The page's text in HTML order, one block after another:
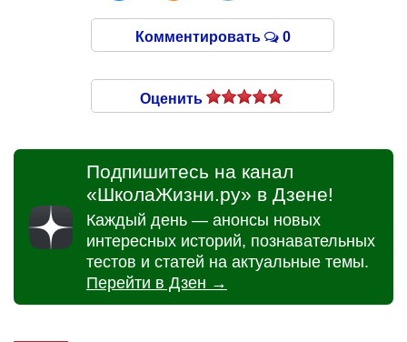
Комментировать 0
Оценить
Подпишитесь на канал
«ШколаЖизни.ру» в Дзене!
Каждый день — анонсы новых
интересных историй, познавательных
тестов и статей на актуальные темы.
Перейти в Дзен →